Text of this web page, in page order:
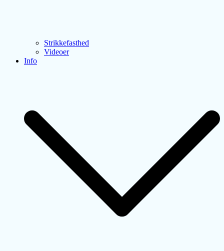
Strikkefasthed
Videoer
Info